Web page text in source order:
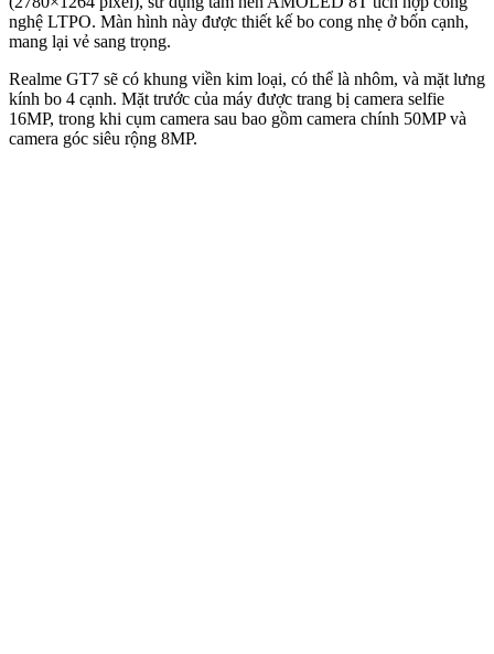
nghệ LTPO. Màn hình này được thiết kế bo cong nhẹ ở bốn cạnh,
mang lại vẻ sang trọng.
Realme GT7 sẽ có khung viền kim loại, có thể là nhôm, và mặt lưng
kính bo 4 cạnh. Mặt trước của máy được trang bị camera selfie
16MP, trong khi cụm camera sau bao gồm camera chính 50MP và
camera góc siêu rộng 8MP.